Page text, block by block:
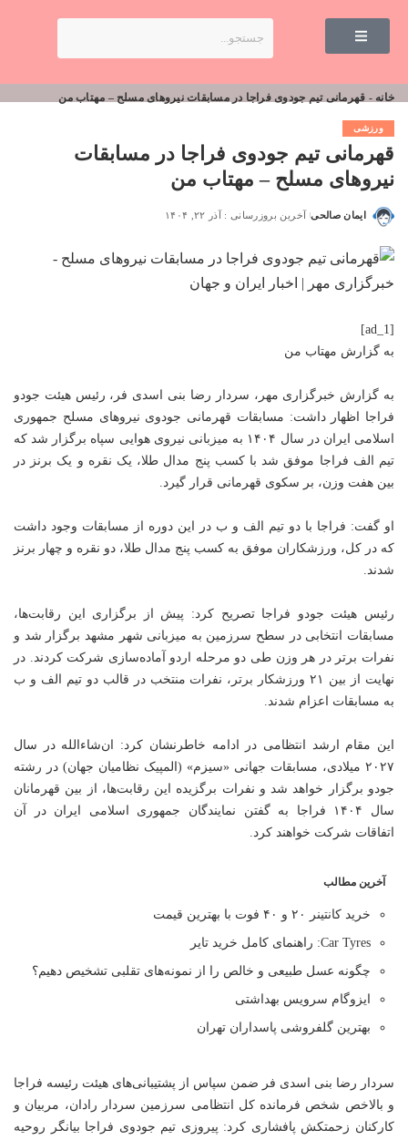
خانه - قهرمانی تیم جودوی فراجا در مسابقات نیروهای مسلح – مهتاب من
ورزشی
قهرمانی تیم جودوی فراجا در مسابقات
نیروهای مسلح – مهتاب من
ایمان صالحی آخرین بروزرسانی : آذر ۲۲, ۱۴۰۴
[ad_1]
به گزارش مهتاب من
به گزارش خبرگزاری مهر، سردار رضا بنی اسدی فر، رئیس هیئت جودو
فراجا اظهار داشت: مسابقات قهرمانی جودوی نیروهای مسلح جمهوری
اسلامی ایران در سال ۱۴۰۴ به میزبانی نیروی هوایی سپاه برگزار شد که
تیم الف فراجا موفق شد با کسب پنج مدال طلا، یک نقره و یک برنز در
بین هفت وزن، بر سکوی قهرمانی قرار گیرد.
او گفت: فراجا با دو تیم الف و ب در این دوره از مسابقات وجود داشت
که در کل، ورزشکاران موفق به کسب پنج مدال طلا، دو نقره و چهار برنز
شدند.
رئیس هیئت جودو فراجا تصریح کرد: پیش از برگزاری این رقابت‌ها،
مسابقات انتخابی در سطح سرزمین به میزبانی شهر مشهد برگزار شد و
نفرات برتر در هر وزن طی دو مرحله اردو آماده‌سازی شرکت کردند. در
نهایت از بین ۲۱ ورزشکار برتر، نفرات منتخب در قالب دو تیم الف و
ب
به مسابقات اعزام شدند.
این مقام ارشد انتظامی در ادامه خاطرنشان کرد: ان‌شاءالله در سال
۲۰۲۷ میلادی، مسابقات جهانی «
سیزم» (المپیک نظامیان جهان) در رشته
جودو برگزار خواهد شد و نفرات برگزیده این رقابت‌ها، از بین قهرمانان
سال ۱۴۰۴
فراجا به گفتن نمایندگان جمهوری اسلامی ایران در آن
اتفاقات شرکت خواهند کرد.
آخرین مطالب
خرید کانتینر ۲۰ و ۴۰ فوت با بهترین قیمت
Car Tyres: راهنمای کامل خرید تایر
چگونه عسل طبیعی و خالص را از نمونه‌های تقلبی تشخیص دهیم؟
ایزوگام سرویس بهداشتی
بهترین گلفروشی پاسداران تهران
سردار رضا بنی اسدی فر ضمن سپاس از پشتیبانی‌های هیئت رئیسه فراجا
و بالاخص شخص فرمانده کل انتظامی سرزمین سردار رادان، مربیان و
کارکنان زحمتکش پافشاری کرد: پیروزی تیم جودوی فراجا بیانگر روحیه